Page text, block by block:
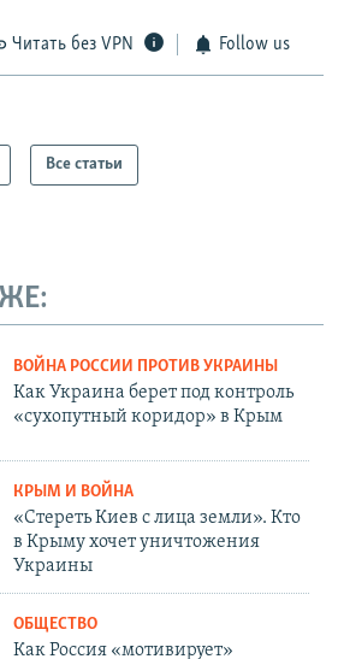
Читать без VPN Follow us
Все статьи
ВОЙНА РОССИИ ПРОТИВ УКРАИНЫ
Как Украина берет под контроль
«сухопутный коридор» в Крым
КРЫМ И ВОЙНА
«Стереть Киев с лица земли». Кто
в Крыму хочет уничтожения
Украины
ОБЩЕСТВО
Как Россия «мотивирует»